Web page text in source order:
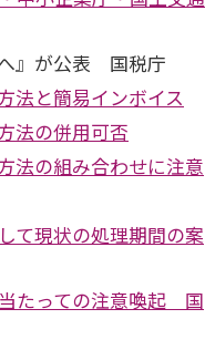
』が公表 国税庁
法と簡易インボイス
法の併用可否
法の組み合わせに注意
て現状の処理期間の案
たっての注意喚起 国